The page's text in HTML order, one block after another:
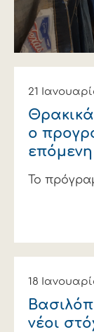
21
Θρακικά
ο
Το
18
νέοι